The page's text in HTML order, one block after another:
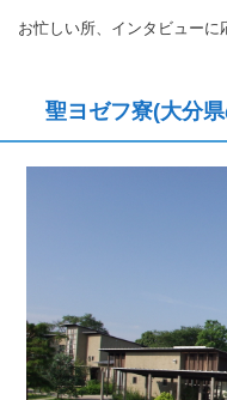
お忙しい所、インタビューに
聖ヨゼフ寮(大分